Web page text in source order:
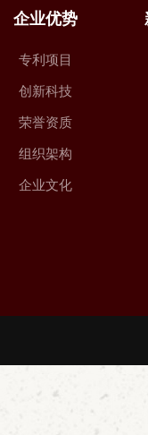
企业优势
专利项目
创新科技
荣誉资质
组织架构
企业文化